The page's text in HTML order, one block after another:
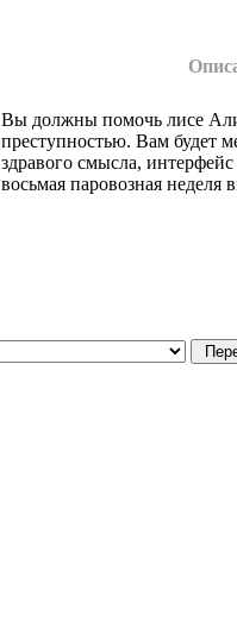
Вы должны помочь лисе
преступностью. Вам будет
здравого смысла,
восьмая паровозная неделя